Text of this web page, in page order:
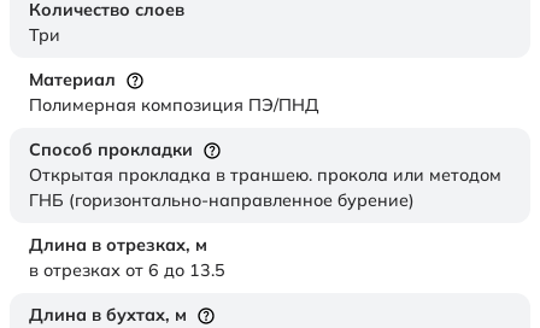
Количество слоев
Три
Материал
Полимерная композиция ПЭ/ПНД
Способ прокладки
Открытая прокладка в траншею. прокола или методом
ГНБ (горизонтально-направленное бурение)
Длина в отрезках, м
в отрезках от 6 до 13.5
Длина в бухтах, м